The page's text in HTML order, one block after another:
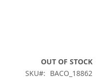
OUT OF STOCK
SKU
BACO_18862